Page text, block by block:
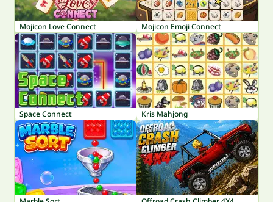
Mojicon Love Connect Mojicon Emoji Connect
Space Connect Kris Mahjong